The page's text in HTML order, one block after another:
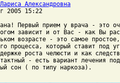
Александровна
2005 15:22
Первый прием у врача - это
зависит и от Вас - как Вы
возрасте - это самое
процесса, который ставит под
роста челюсти и как
- есть вариант лечения
сон ( по типу наркоза).